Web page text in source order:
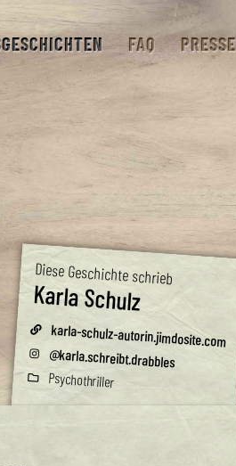
FAQ PRESSE
Diese Geschichte schrieb
Karla Schulz
karla-schulz-autorin.jimdosite.com
@karla.schreibt.drabbles
Psychothriller